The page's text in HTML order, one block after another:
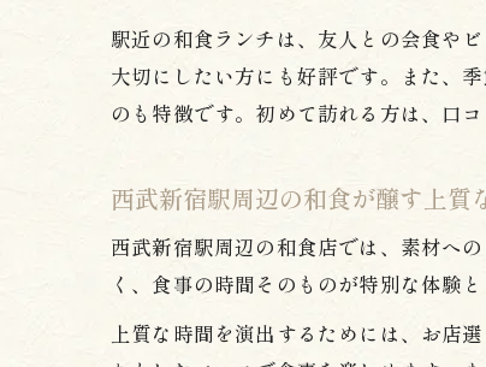
駅近の和食ランチは、友人との会食や
大切にしたい方にも好評です。また、
のも特徴です。初めて訪れる方は、口
西武新宿駅周辺の和食が醸す上質
西武新宿駅周辺の和食店では、素材へ
く、食事の時間そのものが特別な体験
上質な時間を演出するためには、お店